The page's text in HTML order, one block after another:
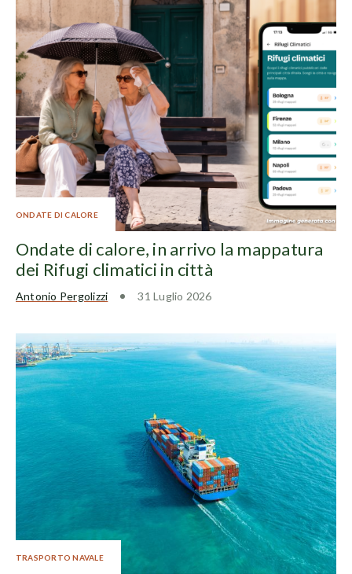
ONDATE DI CALORE
Ondate di calore, in arrivo la mappatura
dei Rifugi climatici in città
Antonio Pergolizzi 31 Luglio 2026
TRASPORTO NAVALE